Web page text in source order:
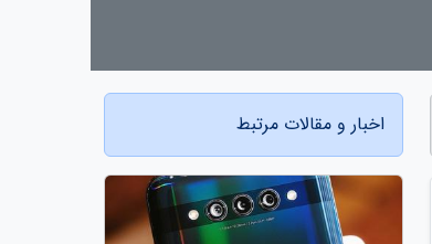
اخبار و مقالات مرتبط